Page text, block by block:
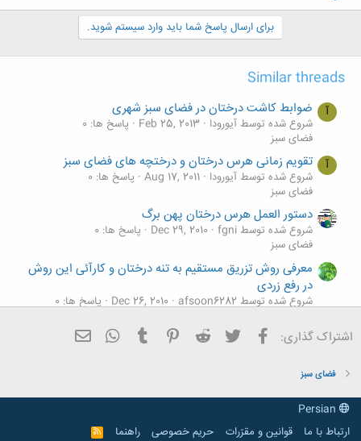
برای ارسال پاسخ شما باید وارد سیستم شوید.
Similar threads
آ ضوابط کاشت درختان در فضای سبز شهری
شروع شده توسط آیورودا Feb 25, 2013
پاسخ ها: 0
فضای سبز
آ تقویم زمانی هرس درختان و درختچه های فضای سبز
شروع شده توسط آیورودا Aug 17, 2011 پاسخ ها: 0
فضای سبز
دستور العمل هرس درختان پهن برگ
شروع شده توسط fgni Dec 29, 2010
پاسخ ها: 0
فضای سبز
معرفی روش تزریق مستقیم به تنه درختان و کارآئی این روش
در رفع زردی
شروع شده توسط afsoon6282 Dec 26, 2010
پاسخ ها: 0
پوسیدگی ریشه و مرگ درختان درخیابانهاو پارکهادراثرقارچهای
شروع شده توسط afsoon6282
اشتراک گذاری: فیسبوک تویتر Reddit
Pinterest
Tumblr
WhatsApp
فضای سبز
ارتباط با ما
قوانین و مقرّرات حریم خصوصی راهنما
R